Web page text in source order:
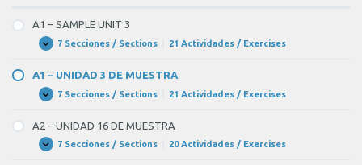
A1 – SAMPLE UNIT 3
Expandir
A1
SAMPLE
UNIT
3
7 Secciones / Sections 21 Actividades / Exercises
A1 – UNIDAD 3 DE MUESTRA
Expandir
A1
UNIDAD
3
DE
MUESTRA
7 Secciones / Sections 21 Actividades / Exercises
A2 – UNIDAD 16 DE MUESTRA
Expandir
A2
7 Secciones / Sections 20 Actividades / Exercises